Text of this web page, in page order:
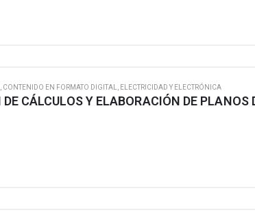
, CONTENIDO EN FORMATO DIGITAL, ELECTRICIDAD Y ELECTRÓNICA